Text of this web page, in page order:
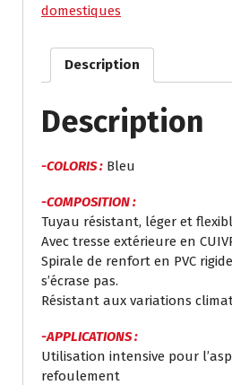
domestiques
Description
Description
-COLORIS : Bleu
-COMPOSITION :
Tuyau résistant, léger et
Avec tresse extérieure en
Spirale de renfort en PVC
s’écrase pas.
Résistant aux variations
-APPLICATIONS :
Utilisation intensive pour
refoulement